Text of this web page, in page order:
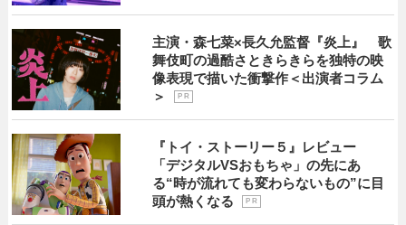
主演・森七菜×長久允監督『炎上』 歌
舞伎町の過酷さときらきらを独特の映
像表現で描いた衝撃作＜出演者コラム
＞
P R
『トイ・ストーリー５』レビュー
「デジタルVSおもちゃ」の先にあ
る“時が流れても変わらないもの”に目
頭が熱くなる
P R